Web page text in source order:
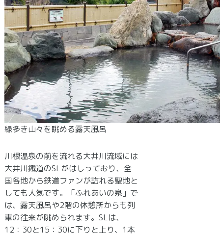
緑多き山々を眺める露天風呂
川根温泉の前を流れる大井川流域には
大井川鐵道のSLがはしっており、全
国各地から鉄道ファンが訪れる聖地と
しても人気です。「ふれあいの泉」で
は、露天風呂や2階の休憩所からも列
車の往来が眺められます。SLは、
12：30と15：30に下りと上り、1本